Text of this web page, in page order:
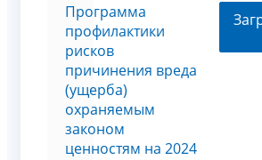
Программа
профилактики
рисков
причинения вреда
(ущерба)
охраняемым
законом
ценностям на 2024